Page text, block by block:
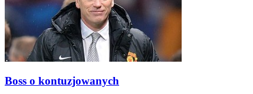
Boss o kontuzjowanych